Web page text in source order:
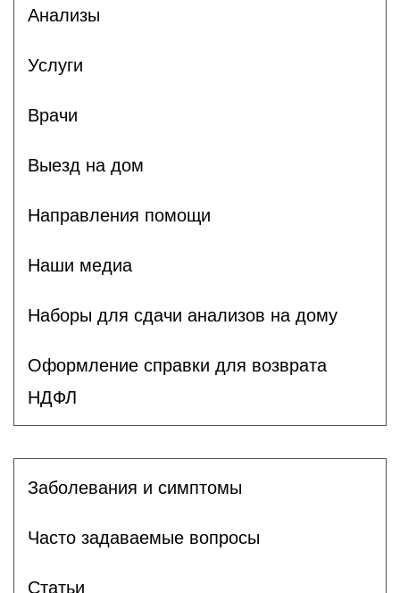
Анализы
Услуги
Врачи
Выезд на дом
Направления помощи
Наши медиа
Наборы для сдачи анализов на дому
Оформление справки для возврата
НДФЛ
Заболевания и симптомы
Часто задаваемые вопросы
Статьи